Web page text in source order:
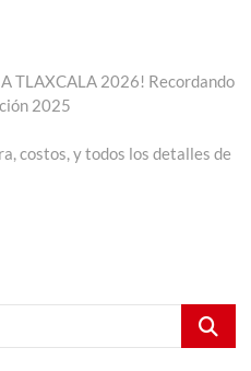
TLAXCALA 2026! Recordando
2025
costos, y todos los detalles de
Buscar...